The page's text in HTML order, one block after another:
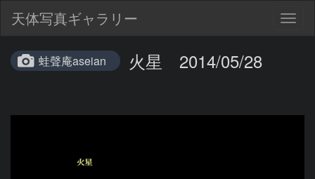
天体写真ギャラリー
蛙聲庵aseian 火星 2014/05/28